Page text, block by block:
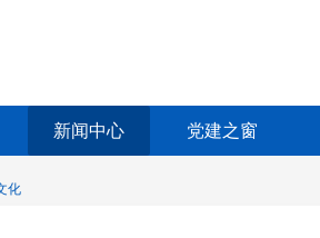
新闻中心 党建之窗
化